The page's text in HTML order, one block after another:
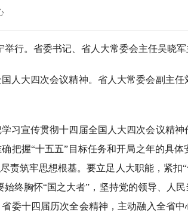
行。省委书记、省人大常委会主任吴晓军
人大四次会议精神。省人大常委会副主
习宣传贯彻十四届全国人大四次会议精
把握“十五五”目标任务和开局之年的具
责筑牢思想根基。要立足人大职能，紧
终胸怀“国之大者”，坚持党的领导、人
委十四届历次全会精神，主动融入全省